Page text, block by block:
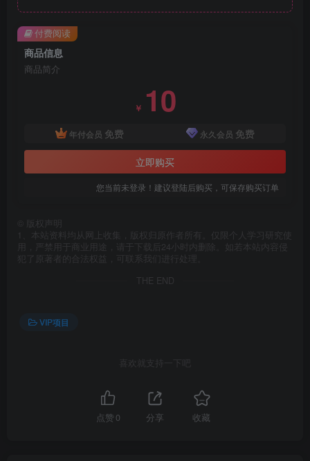
商品信息
商品简介
￥ 10
年付会员 免费 永久会员 免费
立即购买
您当前未登录！建议登陆后购买，可保存购买订单
付费阅读
版权声明
1、本站资料均从网上收集，版权归原作者所有。仅限个人学习研究使
用，严禁用于商业用途，请于下载后24小时内删除。如若本站内容侵
犯了原著者的合法权益，可联系我们进行处理。
THE END
VIP项目
喜欢就支持一下吧
点赞 0 分享 收藏